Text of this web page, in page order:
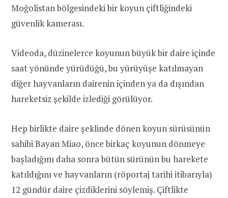
Moğolistan bölgesindeki bir koyun çiftliğindeki
güvenlik kamerası.
Videoda, düzinelerce koyunun büyük bir daire içinde
saat yönünde yürüdüğü, bu yürüyüşe katılmayan
diğer hayvanların dairenin içinden ya da dışından
hareketsiz şekilde izlediği görülüyor.
Hep birlikte daire şeklinde dönen koyun sürüsünün
sahibi Bayan Miao, önce birkaç koyunun dönmeye
başladığını daha sonra bütün sürünün bu harekete
katıldığını ve hayvanların (röportaj tarihi itibarıyla)
12 gündür daire çizdiklerini söylemiş. Çiftlikte